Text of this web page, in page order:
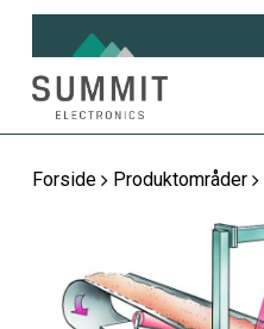
Skip
main
content
Forside Produktområder